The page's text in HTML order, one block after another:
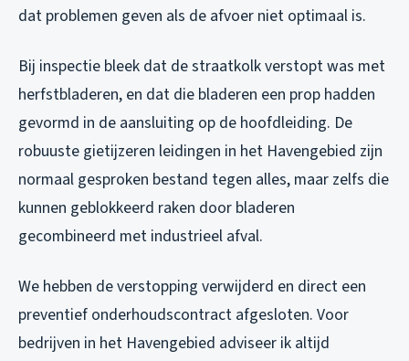
dat problemen geven als de afvoer niet optimaal is.
Bij inspectie bleek dat de straatkolk verstopt was met
herfstbladeren, en dat die bladeren een prop hadden
gevormd in de aansluiting op de hoofdleiding. De
robuuste gietijzeren leidingen in het Havengebied zijn
normaal gesproken bestand tegen alles, maar zelfs die
kunnen geblokkeerd raken door bladeren
gecombineerd met industrieel afval.
We hebben de verstopping verwijderd en direct een
preventief onderhoudscontract afgesloten. Voor
bedrijven in het Havengebied adviseer ik altijd